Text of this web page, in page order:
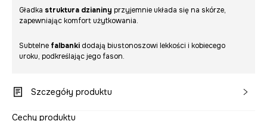
Gładka struktura dzianiny przyjemnie układa się na skórze,
zapewniając komfort użytkowania.
Subtelne falbanki dodają biustonoszowi lekkości i kobiecego
uroku, podkreślając jego fason.
Szczegóły produktu
Cechy produktu